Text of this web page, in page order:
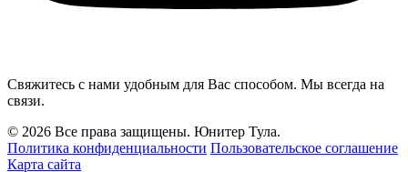
Свяжитесь с нами удобным для Вас способом. Мы всегда на
связи.
© 2026 Все права защищены. Юнитер Тула.
Политика конфиденциальности Пользовательское соглашение
Карта сайта